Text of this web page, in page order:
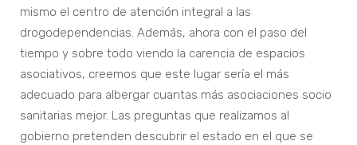
mismo el centro de atención integral a las
drogodependencias. Además, ahora con el paso del
tiempo y sobre todo viendo la carencia de espacios
asociativos, creemos que este lugar sería el más
adecuado para albergar cuantas más asociaciones socio
sanitarias mejor. Las preguntas que realizamos al
gobierno pretenden descubrir el estado en el que se